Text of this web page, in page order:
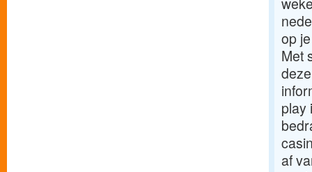
op
Met
play
af